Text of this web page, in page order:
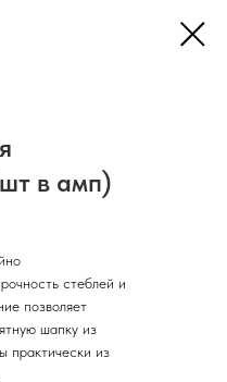
в амп)
стеблей и
позволяет
шапку из
практически из